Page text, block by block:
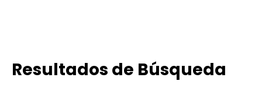
Resultados de Búsqueda